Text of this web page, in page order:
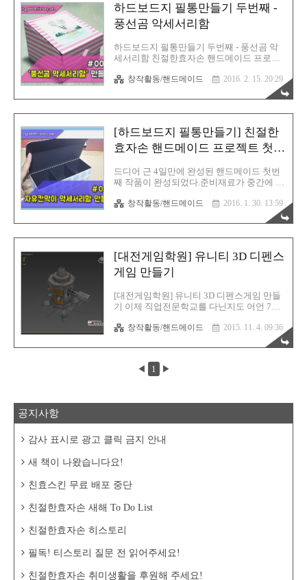
저작권의 반대개념으로 "모든것을 공유한
다"는 뜻 입니다# 만드는 과정 살펴보기 ▲유
튜브에 만드는 과정을 올려두었다▲ 도면 업
데이트 (치수 수정) :
http://rgyhm.tistory.com/40여행우표 관련 글
: http://rgyhm.tistory.com/47 우선 자로 정확
하게 치수를 재서 도면을 완성시킨다. 재단
을 시작한다. 이때 칼을 조심해야 한..
하드보드지 필통만들기 두번째 -
풍선곰 악세서리함
하드보드지 필통만들기 두번째 - 풍선곰 악
세서리함 친절한효자손 핸드메이드 프로젝
리함 이다.두번째에도 나름 심혈을 기울여
만들었기에, 생각만큼 잘 나오지 않았나 하
고 생각을 해본다.자, 그러면 만드는 과정을
살펴보도록 하겠다. 피가되고 살이되는 블로
미지 ▶ CopyLeft(C) 유길용#CopyLeft(C) 는
저작권의 반대개념으로 "모든것을 공유한
다"는 뜻 입니다# 이렇게 만들어 진다 우선,
유튜브 동영상을 하나 시청을 해보자.필자가
만드는 과정을 직접 녹화해서 영상편집을 하
였다.기왕이면 구독해 주시면 매우 감사드리
겠다^^; 도면 : http://rgyhm.tistory.com/33풍
선곰 이미지 : http://rgyh..
창작활동/핸드메이드 2016. 2. 15. 20:29
[하드보드지 필통만들기] 친절한
효자손 핸드메이드 프로젝트 첫번
드디어 근 4일만에 완성된 핸드메이드 첫번
째 작품이 완성되었다.준비재료가 중간에 펑
그래도 순조롭게 진행되어서 다행이다.현재
티스토리 블로그 그리고 유튜브에서 절찬리
상영중 이므로, 이 글을 보고 계신다면, 구독
을 부탁 드리고 싶다^^; 피가되고 살이되는
및 이미지 ▶ CopyLeft(C) 유길용
#CopyLeft(C) 는 저작권의 반대개념으로 "모
든것을 공유한다"는 뜻 입니다# 하드보드지
필통만들기 프로젝트 첫번째 완료! 추억돋
네? 이거? 친절한효자손 핸드메이드는, 필자
가 중학교 때부터 간간히 만들었던 하드보드
지로 필통만들기를 컨샙으로 개발시키려는
자신의 핸드메이드 작품들을 올리..
창작활동/핸드메이드 2016. 1. 30. 13:59
[대전게임학원] 유니티 3D 디펜스
게임 만들기
[대전게임학원] 유니티 3D 디펜스게임 만들
기 이제 직업전문학교를 다닌지도 어언 7개
넘게 남았는데, 시간 참 빨리 갑니다. 프로그
래밍 마지막 과제 입니다. 유니티로 3D 게임
만들기 인데요,요전에 같이 맴버를 맺은 조
에서 이번에는 팔짱곰이 팀에 합류, 그리고
외주로 새봄양이 합류!캐쥬얼한 디펜스 게임
검토해보고가장 잘 어울릴만한 배경을 택해
게임 많이 해보신 분들은 아시겠죠?이런식
계획입니다.이 스킬을 구현하는데 많은 시간
창작활동/핸드메이드 2015. 11. 4. 09:36
◀ 1 ▶
공지사항
감사 표시로 광고 클릭 금지 안내
새 책이 나왔습니다요!
친효스킨 무료 배포 중단
친절한효자손 새해 To Do List
친절한효자손 히스토리
필독! 티스토리 질문 전 읽어주세요!
친절한효자손 취미생활을 후원해 주세요!